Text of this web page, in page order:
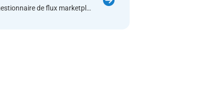
Comment le gestionnaire de flux marketplaces traite-t-il les flux de commandes ?